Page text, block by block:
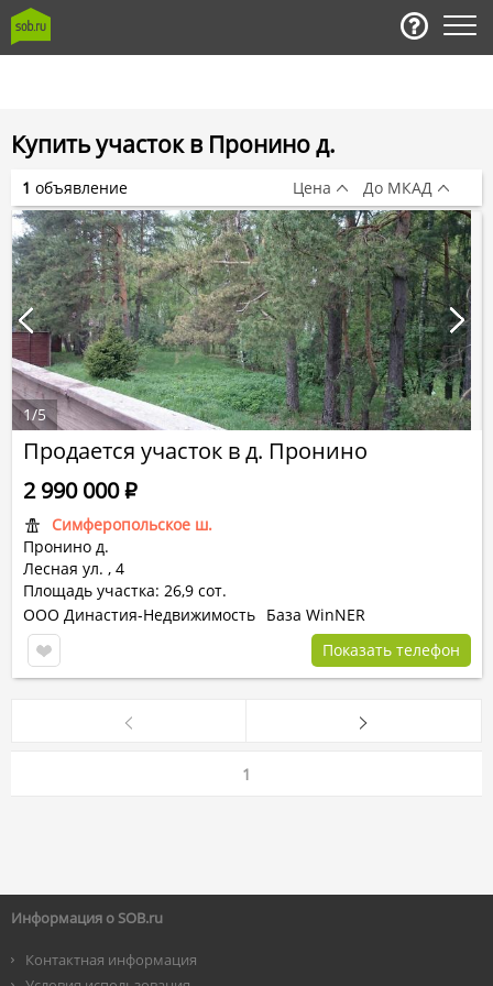
Купить участок в Пронино д.
Продается участок в д. Пронино
Симферопольское ш.
Пронино д.
Лесная ул. , 4
Площадь участка: 26,9 сот.
2 990 000Р
ООО Династия-Недвижимость База WinNER
Показать телефон
1/5
1 объявление Цена До МКАД
1
Информация о SOB.ru
Контактная информация